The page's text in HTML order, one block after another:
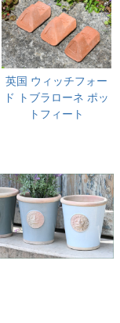
英国 ウィッチフォー
ド トブラローネ ポッ
トフィート